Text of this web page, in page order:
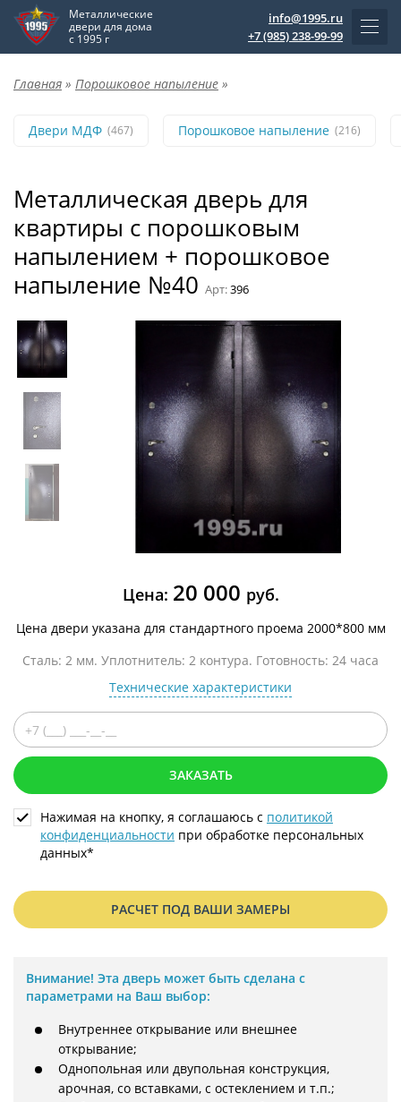
Металлические
двери для дома
с 1995 г
info@1995.ru
+7 (985) 238-99-99
Главная » Порошковое напыление »
Двери МДФ (467) Порошковое напыление (216)
Металлическая дверь для
квартиры с порошковым
напылением + порошковое
напыление №40 Арт:396
Цена: 20 000 руб.
Цена двери указана для стандартного проема 2000*800 мм
Сталь: 2 мм. Уплотнитель: 2 контура. Готовность: 24 часа
Технические характеристики
ЗАКАЗАТЬ
Нажимая на кнопку, я соглашаюсь с политикой
конфиденциальности при обработке персональных
данных*
РАСЧЕТ ПОД ВАШИ ЗАМЕРЫ
Внимание! Эта дверь может быть сделана с
параметрами на Ваш выбор:
Внутреннее открывание или внешнее
открывание;
Однопольная или двупольная конструкция,
арочная, со вставками, с остеклением и т.п.;